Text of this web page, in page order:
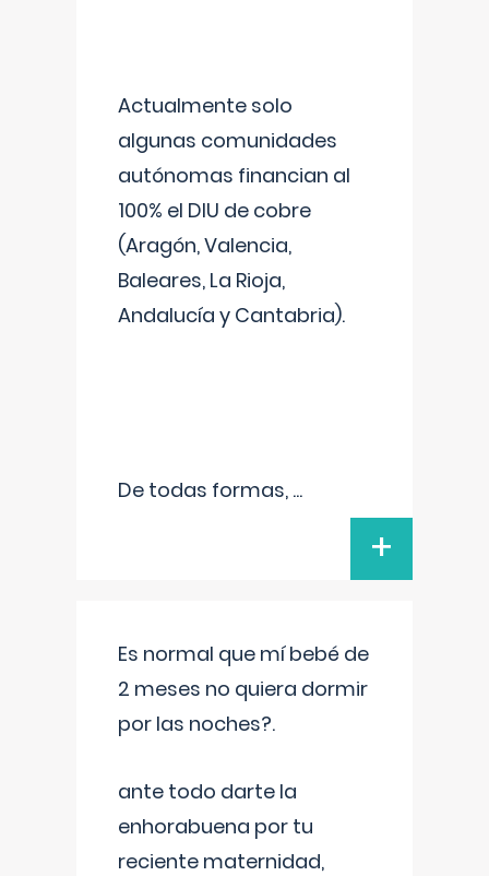
Actualmente solo
algunas comunidades
autónomas financian al
100% el DIU de cobre
(Aragón, Valencia,
Baleares, La Rioja,
Andalucía y Cantabria).
De todas formas, ...
+
Es normal que mí bebé de
2 meses no quiera dormir
por las noches?.
ante todo darte la
enhorabuena por tu
reciente maternidad,